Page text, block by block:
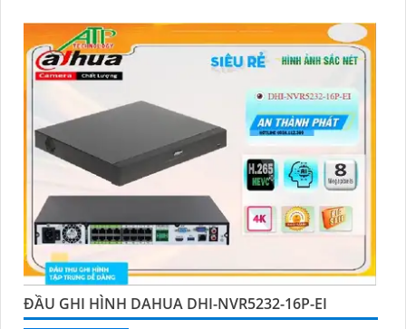
ĐẦU GHI HÌNH DAHUA DHI-NVR5232-16P-EI